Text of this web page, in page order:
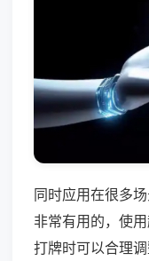
同时应用在很多
非常有用的，使
打牌时可以合理